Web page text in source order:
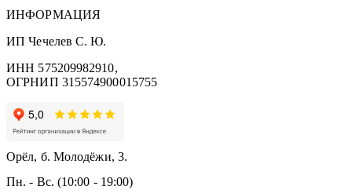
ИНФОРМАЦИЯ
ИП Чечелев С. Ю.
ИНН 575209982910,
ОГРНИП 315574900015755
Орёл, б. Молодёжи, 3.
Пн. - Вс. (10:00 - 19:00)